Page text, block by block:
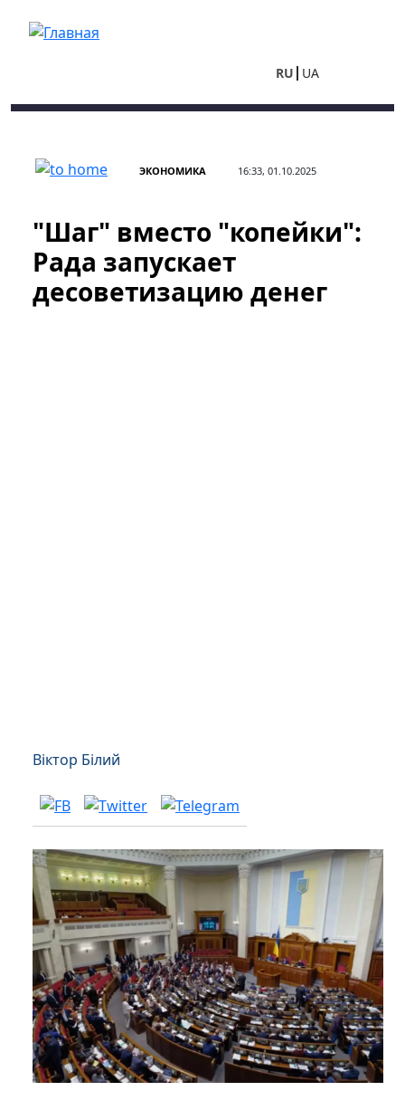
RU UA
ЭКОНОМИКА 16:33, 01.10.2025
"Шаг" вместо "копейки":
Рада запускает
десоветизацию денег
Віктор Білий